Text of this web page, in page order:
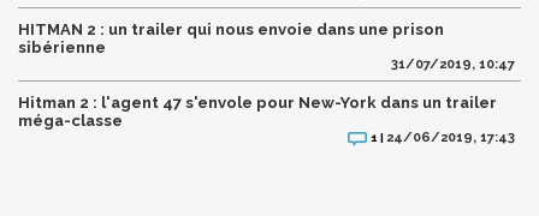
HITMAN 2 : un trailer qui nous envoie dans une prison
sibérienne
31/07/2019, 10:47
Hitman 2 : l'agent 47 s'envole pour New-York dans un trailer
méga-classe
1 | 24/06/2019, 17:43